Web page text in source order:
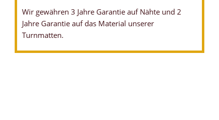
Wir gewähren 3 Jahre Garantie auf Nähte und 2
Jahre Garantie auf das Material unserer
Turnmatten.